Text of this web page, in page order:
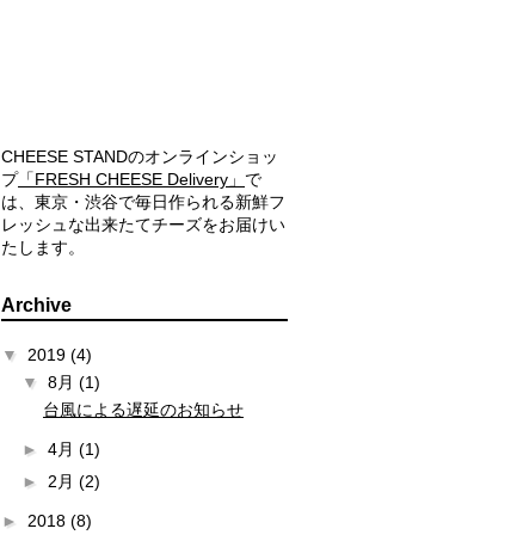
CHEESE STANDのオンラインショッ
プ「FRESH CHEESE Delivery」 で
は、東京・渋谷で毎日作られる新鮮フ
レッシュな出来たてチーズをお届けい
たします。
Archive
▼ 2019 (4)
▼ 8月 (1)
台風による遅延のお知らせ
► 4月 (1)
► 2月 (2)
► 2018 (8)